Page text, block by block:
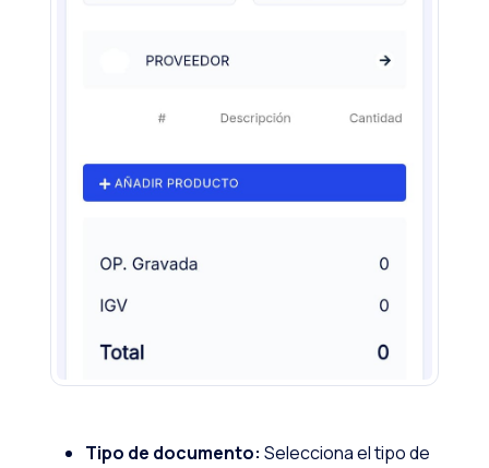
Tipo de documento: Selecciona el tipo de